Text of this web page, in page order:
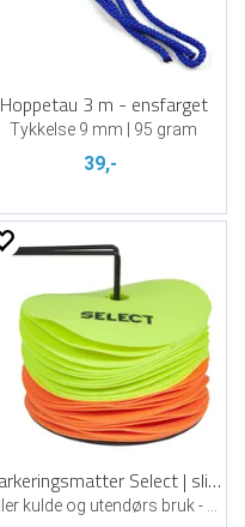
Hoppetau 3 m - ensfarget
Tykkelse 9 mm | 95 gram
39,-
Markeringsmatter Select | slitesterk